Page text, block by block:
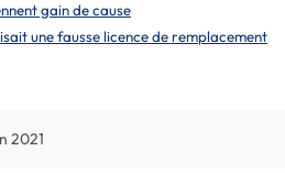
gain de cause
une fausse licence de remplacement
2021